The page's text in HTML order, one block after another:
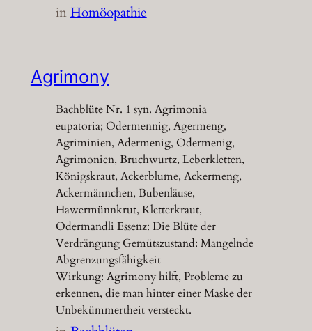
inHomöopathie
Agrimony
Bachblüte Nr. 1 syn. Agrimonia
eupatoria; Odermennig, Agermeng,
Agriminien, Adermenig, Odermenig,
Agrimonien, Bruchwurtz, Leberkletten,
Königskraut, Ackerblume, Ackermeng,
Ackermännchen, Bubenläuse,
Hawermünnkrut, Kletterkraut,
Odermandli Essenz: Die Blüte der
Verdrängung Gemütszustand: Mangelnde
Abgrenzungsfähigkeit
Wirkung: Agrimony hilft, Probleme zu
erkennen, die man hinter einer Maske der
Unbekümmertheit versteckt.